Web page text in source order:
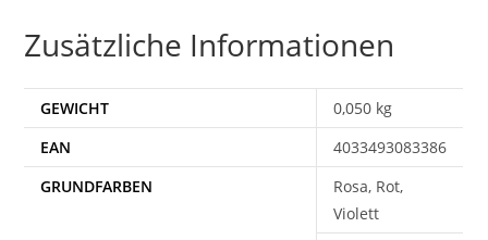
Zusätzliche Informationen
GEWICHT
0,050 kg
EAN
4033493083386
Rosa, Rot,
Violett